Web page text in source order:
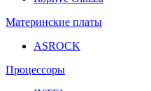
Материнские платы
ASROCK
Процессоры